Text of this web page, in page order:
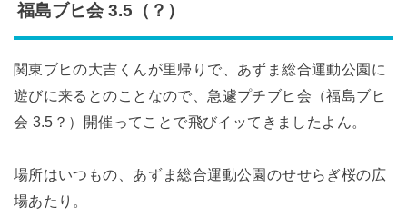
福島ブヒ会 3.5（？）
関東ブヒの大吉くんが里帰りで、あずま総合運動公園に
遊びに来るとのことなので、急遽プチブヒ会（福島ブヒ
会 3.5？）開催ってことで飛びイッてきましたよん。
場所はいつもの、あずま総合運動公園のせせらぎ桜の広
場あたり。